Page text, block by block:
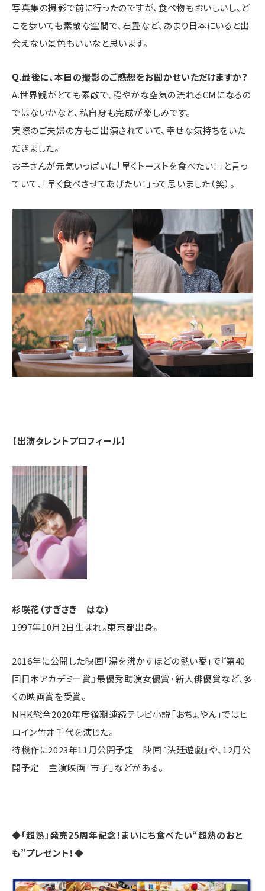
写真集の撮影で前に行ったのですが、食べ物もおいしいし、ど
こを歩いても素敵な空間で、石畳など、あまり日本にいると出
会えない景色もいいなと思います。
Q.最後に、本日の撮影のご感想をお聞かせいただけますか？
A.世界観がとても素敵で、穏やかな空気の流れるCMになるの
ではないかなと、私自身も完成が楽しみです。
実際のご夫婦の方もご出演されていて、幸せな気持ちをいた
だきました。
お子さんが元気いっぱいに「早くトーストを食べたい！」と言っ
ていて、「早く食べさせてあげたい！」って思いました（笑）。
【出演タレントプロフィール】
杉咲花（すぎさき はな）
1997年10月2日生まれ。東京都出身。
2016年に公開した映画「湯を沸かすほどの熱い愛」で『第40
回日本アカデミー賞』最優秀助演女優賞・新人俳優賞など、多
くの映画賞を受賞。
NHK総合2020年度後期連続テレビ小説「おちょやん」ではヒ
ロイン竹井千代を演じた。
待機作に2023年11月公開予定 映画『法廷遊戯』や、12月公
開予定 主演映画「市子」などがある。
◆「超熟」発売25周年記念！まいにち食べたい“超熟のおと
も”プレゼント！◆